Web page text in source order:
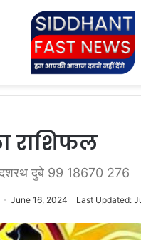
राशिफल
दशरथ दुबे 99 18670 276
June 16, 2024 Last Updated: